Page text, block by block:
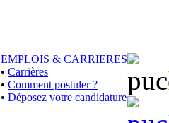
EMPLOIS & CARRIERES
• Carrières
• Comment postuler ?
• Déposez votre candidature